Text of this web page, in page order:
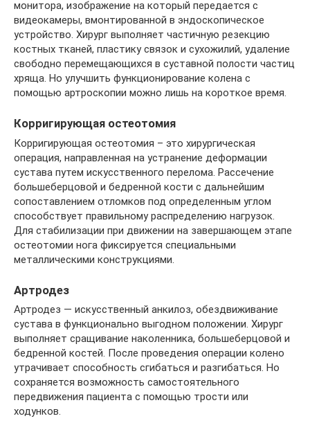
монитора, изображение на который передается с
видеокамеры, вмонтированной в эндоскопическое
устройство. Хирург выполняет частичную резекцию
костных тканей, пластику связок и сухожилий, удаление
свободно перемещающихся в суставной полости частиц
хряща. Но улучшить функционирование колена с
помощью артроскопии можно лишь на короткое время.
Корригирующая остеотомия
Корригирующая остеотомия – это хирургическая
операция, направленная на устранение деформации
сустава путем искусственного перелома. Рассечение
большеберцовой и бедренной кости с дальнейшим
сопоставлением отломков под определенным углом
способствует правильному распределению нагрузок.
Для стабилизации при движении на завершающем этапе
остеотомии нога фиксируется специальными
металлическими конструкциями.
Артродез
Артродез — искусственный анкилоз, обездвиживание
сустава в функционально выгодном положении. Хирург
выполняет сращивание наколенника, большеберцовой и
бедренной костей. После проведения операции колено
утрачивает способность сгибаться и разгибаться. Но
сохраняется возможность самостоятельного
передвижения пациента с помощью трости или
ходунков.